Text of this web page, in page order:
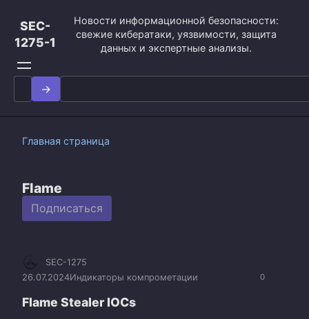
контенту
SEC-
1275-1
Новости информационной безопасности:
свежие кибератаки, уязвимости, защита
данных и экспертные анализы.
Search
for:
Главная страница
Flame
Подписаться
0
SEC-1275
26.07.2024Индикаторы компрометации
Flame Stealer IOCs